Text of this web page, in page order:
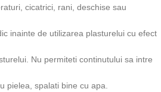
cicatrici, rani, deschise sau
inainte de utilizarea plasturelui cu efect
Nu permiteti continutului sa intre
pielea, spalati bine cu apa.